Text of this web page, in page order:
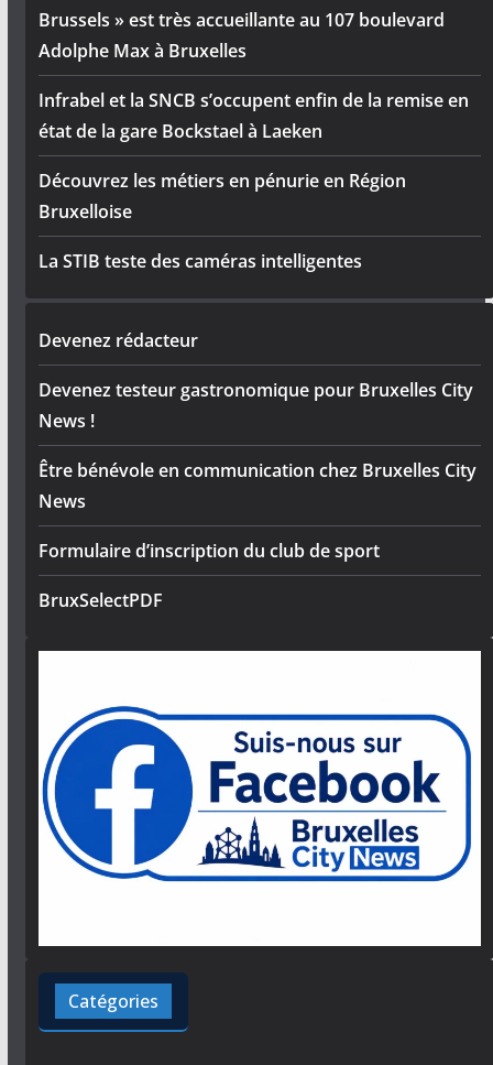
Brussels » est très accueillante au 107 boulevard
Adolphe Max à Bruxelles
Infrabel et la SNCB s’occupent enfin de la remise en
état de la gare Bockstael à Laeken
Découvrez les métiers en pénurie en Région
Bruxelloise
La STIB teste des caméras intelligentes
Devenez rédacteur
Devenez testeur gastronomique pour Bruxelles City
News !
Être bénévole en communication chez Bruxelles City
News
Formulaire d’inscription du club de sport
BruxSelectPDF
Catégories